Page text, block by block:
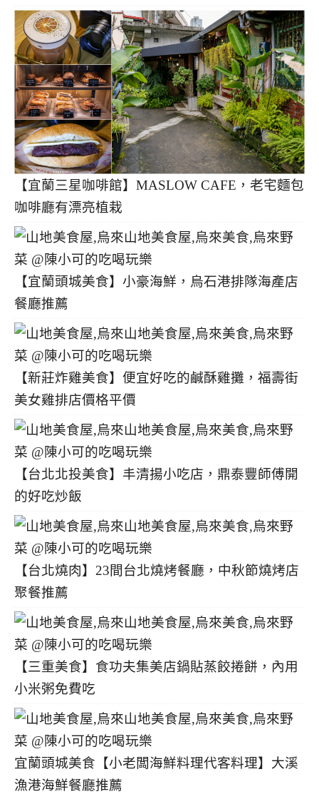
【宜蘭三星咖啡館】MASLOW CAFE，老宅麵包
咖啡廳有漂亮植栽
【宜蘭頭城美食】小豪海鮮，烏石港排隊海產店
餐廳推薦
【新莊炸雞美食】便宜好吃的鹹酥雞攤，福壽街
美女雞排店價格平價
【台北北投美食】丰清揚小吃店，鼎泰豐師傅開
的好吃炒飯
【台北燒肉】23間台北燒烤餐廳，中秋節燒烤店
聚餐推薦
【三重美食】食功夫集美店鍋貼蒸餃捲餅，內用
小米粥免費吃
宜蘭頭城美食【小老闆海鮮料理代客料理】大溪
漁港海鮮餐廳推薦